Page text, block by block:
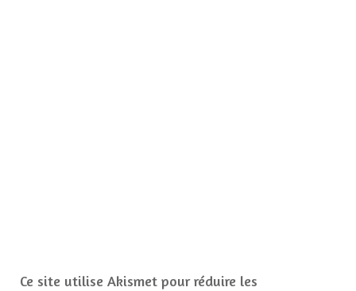
Ce site utilise Akismet pour réduire les